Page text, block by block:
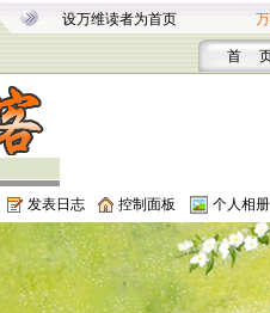
设万维读者为首页
首
发表日志 控制面板 个人相册